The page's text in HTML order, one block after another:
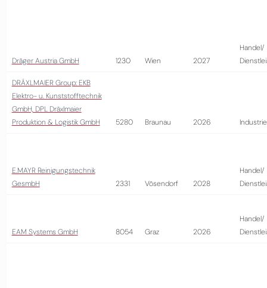
Dräger Austria GmbH 1230 Wien 2027
Handel/
DRÄXLMAIER Group: EKB
Elektro- u. Kunststofftechnik
GmbH, DPL Dräxlmaier
Produktion & Logistik GmbH
5280 Braunau 2026 Industrie
E.MAYR Reinigungstechnik
GesmbH
2331 Vösendorf 2028
Handel/
EAM Systems GmbH 8054 Graz 2026
Handel/